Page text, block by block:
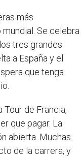
más
Se celebra
tres grandes
a España y el
que tenga
de Francia,
que pagar. La
abierta. Muchas
de la carrera, y